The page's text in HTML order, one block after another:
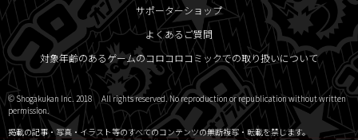
サポーターショップ
よくあるご質問
対象年齢のあるゲームのコロコロコミックでの取り扱いについて
© Shogakukan Inc. 2018 All rights reserved. No reproduction or republication without written
permission.
掲載の記事・写真・イラスト等のすべてのコンテンツの無断複写・転載を禁じます。